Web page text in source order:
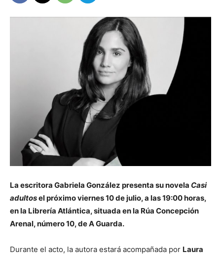
La escritora Gabriela González presenta su novela Casi
adultosel próximo viernes 10 de julio, a las 19:00 horas,
en la Librería Atlántica, situada en la Rúa Concepción
Arenal, número 10, de A Guarda.
Durante el acto, la autora estará acompañada por Laura